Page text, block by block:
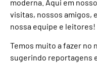
moderna. Aqui em
visitas, nossos amigos,
nossa equipe e leitores!
Temos muito a fazer no
sugerindo reportagens